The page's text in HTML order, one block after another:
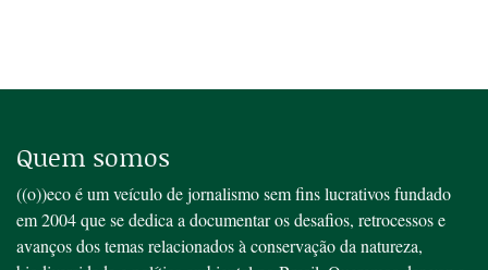
Quem somos
((o))eco é um veículo de jornalismo sem fins lucrativos fundado
em 2004 que se dedica a documentar os desafios, retrocessos e
avanços dos temas relacionados à conservação da natureza,